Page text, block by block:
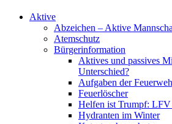
Aktive
Abzeichen – Aktive
Atemschutz
Bürgerinformation
Aktives und passives
Unterschied?
Aufgaben der
Feuerlöscher
Helfen ist Trumpf: LFV
Hydranten im Winter